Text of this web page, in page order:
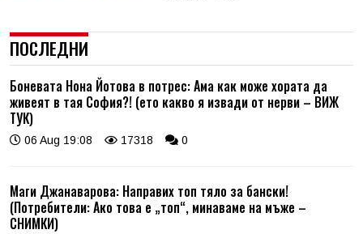
ПОСЛЕДНИ
Боневата Нона Йотова в потрес: Ама как може хората да
живеят в тая София?! (ето какво я извади от нерви – ВИЖ
ТУК)
06 Aug 19:08 17318 0
Маги Джанаварова: Направих топ тяло за бански!
(Потребители: Ако това е „топ“, минаваме на мъже –
СНИМКИ)